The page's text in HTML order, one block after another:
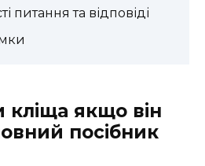
питання та відповіді
кліща якщо він
посібник